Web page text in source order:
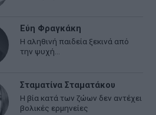
Εύη Φραγκάκη
Η αληθινή παιδεία ξεκινά από
την ψυχή…
Σταματίνα Σταματάκου
Η βία κατά των ζώων δεν αντέχει
βολικές ερμηνείες